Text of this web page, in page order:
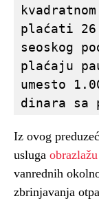
plaćati
seoskog
plaćaju
umesto
dinara sa
Iz ovog
usluga obrazlažu
vanrednih
zbrinjavanja